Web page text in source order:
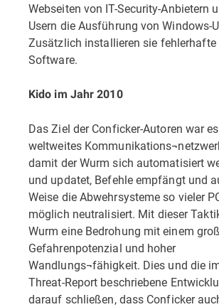
Webseiten von IT-Security-Anbietern
Usern die Ausführung von Windows-
Zusätzlich installieren sie fehlerhafte
Software.
Kido im Jahr 2010
Das Ziel der Conficker-Autoren war
weltweites
damit der Wurm sich automatisiert
und updatet, Befehle empfängt und
Weise die Abwehrsysteme so vieler
möglich neutralisiert. Mit dieser
Wurm eine Bedrohung mit einem
Gefahrenpotenzial und hoher
Wandlungs¬fähigkeit. Dies und die
Threat-Report beschriebene
darauf schließen, dass Conficker